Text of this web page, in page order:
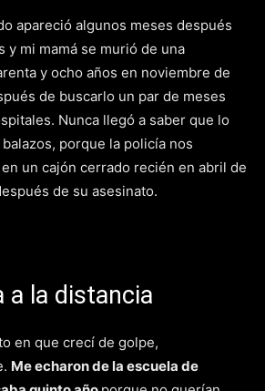
apareció algunos meses después
y mi mamá se murió de una
y ocho años en noviembre de
de buscarlo un par de meses
Nunca llegó a saber que lo
porque la policía nos
un cajón cerrado recién en abril de
de su asesinato.
a la distancia
en que crecí de golpe,
Me echaron de la escuela de